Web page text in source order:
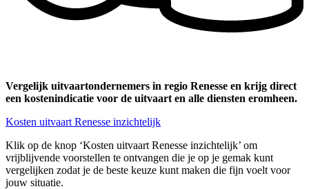
Vergelijk uitvaartondernemers in regio Renesse en krijg direct
een kostenindicatie voor de uitvaart en alle diensten eromheen.
Kosten uitvaart Renesse inzichtelijk
Klik op de knop ‘Kosten uitvaart Renesse inzichtelijk’ om
vrijblijvende voorstellen te ontvangen die je op je gemak kunt
vergelijken zodat je de beste keuze kunt maken die fijn voelt voor
jouw situatie.